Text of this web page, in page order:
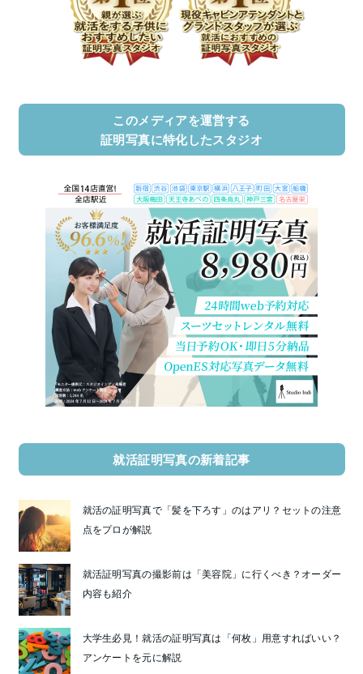
このメディアを運営する
証明写真に特化したスタジオ
就活証明写真の新着記事
就活の証明写真で「髪を下ろす」のはアリ？セットの注意
点をプロが解説
就活証明写真の撮影前は「美容院」に行くべき？オーダー
内容も紹介
大学生必見！就活の証明写真は「何枚」用意すればいい？
アンケートを元に解説